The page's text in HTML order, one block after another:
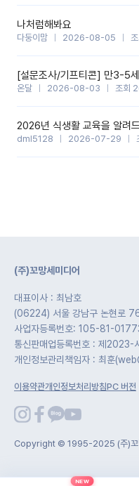
나처럼해봐요
다둥이맘 2026-08-05
온달 2026-08-03 조회
2026년 식생활 교육을 알려
dml5128 2026-07-29
(주)꼬망세미디어
대표이사 : 최남호
(06224) 서울 강남구 논현로
사업자등록번호: 105-81-
통신판매업등록번호 : 제2023-
개인정보관리책임자 : 최훈
이용약관개인정보처리방침PC 버전
Copyright © 1995-2025 (주)꼬
NEW